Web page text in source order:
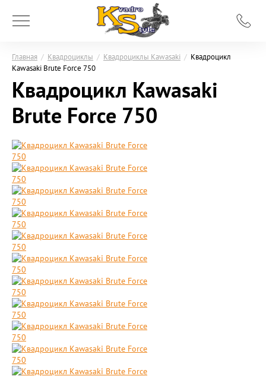
Главная / Квадроциклы / Квадроциклы Kawasaki / Квадроцикл
Kawasaki Brute Force 750
Квадроцикл Kawasaki
Brute Force 750